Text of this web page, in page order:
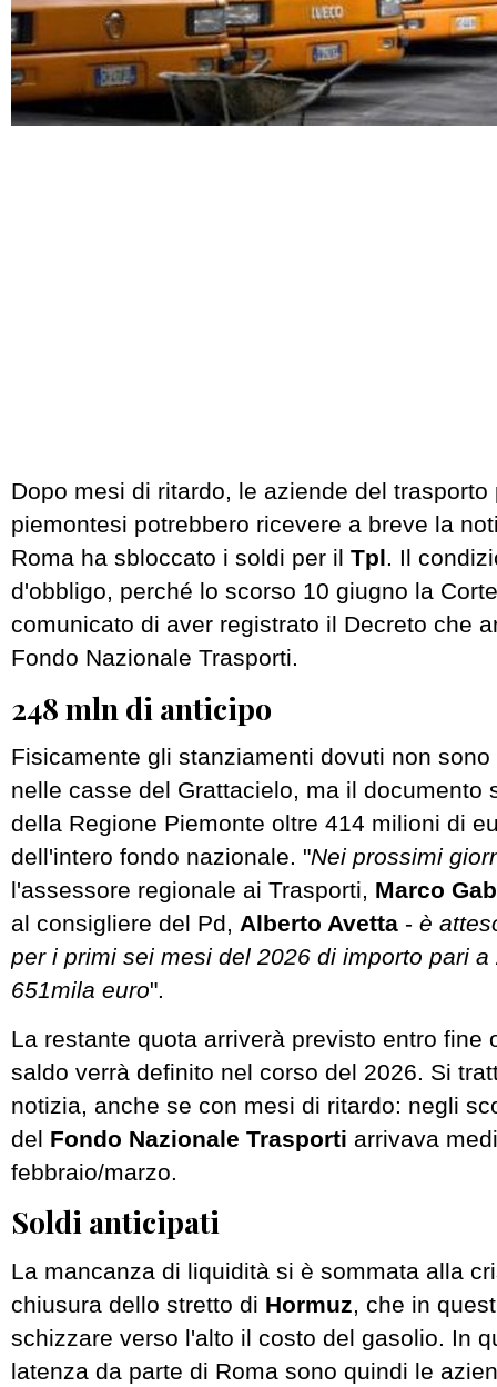
Dopo mesi di ritardo, le aziende del
piemontesi potrebbero ricevere a breve la
Roma ha sbloccato i soldi per il Tpl. Il
d'obbligo, perché lo scorso 10 giugno la
comunicato di aver registrato il Decreto che
Fondo Nazionale Trasporti.
248 mln di anticipo
Fisicamente gli stanziamenti dovuti non
nelle casse del Grattacielo, ma il documento
della Regione Piemonte oltre 414 milioni di
dell'intero fondo nazionale. "Nei prossimi
l'assessore regionale ai Trasporti, Marco
al consigliere del Pd, Alberto Avetta - è
per i primi sei mesi del 2026 di importo pari
651mila euro".
La restante quota arriverà previsto entro fine
saldo verrà definito nel corso del 2026. Si
notizia, anche se con mesi di ritardo: negli
del Fondo Nazionale Trasporti arrivava
febbraio/marzo.
Soldi anticipati
La mancanza di liquidità si è sommata alla
chiusura dello stretto di Hormuz, che in
schizzare verso l'alto il costo del gasolio. In
latenza da parte di Roma sono quindi le